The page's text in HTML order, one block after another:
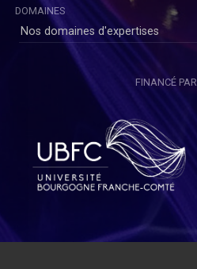
DOMAINES
Nos domaines d'expertises
FINANCÉ PAR